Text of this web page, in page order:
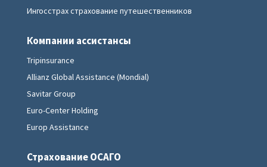
Ингосстрах страхование путешественников
Компании ассистансы
Tripinsurance
Allianz Global Assistance (Mondial)
Savitar Group
Euro-Center Holding
Europ Assistance
Страхование ОСАГО